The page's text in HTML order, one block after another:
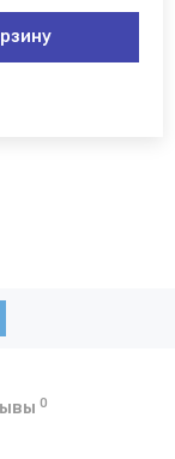
0